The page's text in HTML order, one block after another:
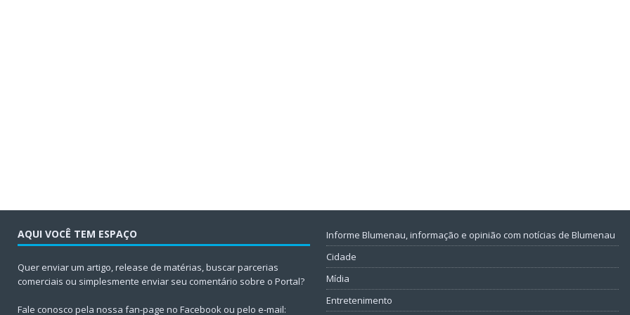
AQUI VOCÊ TEM ESPAÇO
Quer enviar um artigo, release de matérias, buscar parcerias
comerciais ou simplesmente enviar seu comentário sobre o Portal?
Fale conosco pela nossa fan-page no Facebook ou pelo e-mail:
Informe Blumenau, informação e opinião com notícias de Blumenau
Cidade
Mídia
Entretenimento